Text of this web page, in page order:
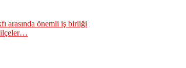
arasında önemli iş birliği
ilçeler…